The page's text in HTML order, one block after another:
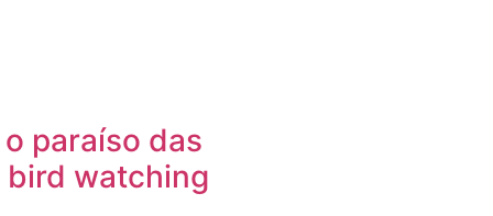
paraíso das
bird watching